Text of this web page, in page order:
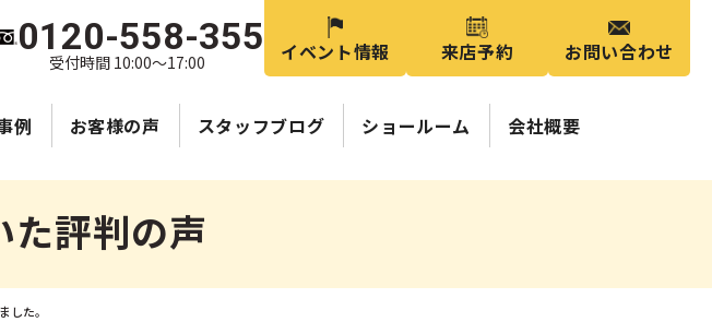
0120-558-355
受付時間 10:00～17:00 イベント情報 来店予約 お問い合わせ
例 お客様の声 スタッフブログ ショールーム 会社概要
た評判の声
した。